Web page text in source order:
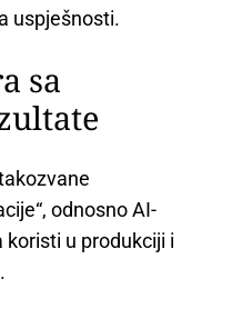
uspješnosti.
sa
odnosno AI-
koristi u produkciji i